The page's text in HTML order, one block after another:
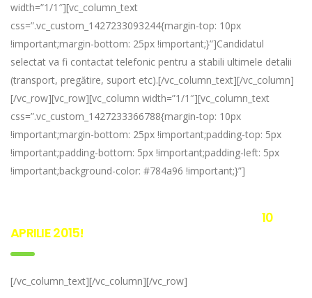
width=”1/1″][vc_column_text
css=”.vc_custom_1427233093244{margin-top: 10px
!important;margin-bottom: 25px !important;}”]Candidatul
selectat va fi contactat telefonic pentru a stabili ultimele detalii
(transport, pregătire, suport etc).[/vc_column_text][/vc_column]
[/vc_row][vc_row][vc_column width=”1/1″][vc_column_text
css=”.vc_custom_1427233366788{margin-top: 10px
!important;margin-bottom: 25px !important;padding-top: 5px
!important;padding-bottom: 5px !important;padding-left: 5px
!important;background-color: #784a96 !important;}”]
10
APRILIE 2015!
[/vc_column_text][/vc_column][/vc_row]